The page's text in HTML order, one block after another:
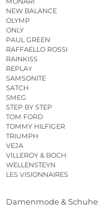
NEW BALANCE
OLYMP
ONLY
PAUL GREEN
RAFFAELLO ROSSI
RAINKISS
REPLAY
SAMSONITE
SATCH
SMEG
STEP BY STEP
TOM FORD
TOMMY HILFIGER
TRIUMPH
VEJA
VILLEROY & BOCH
WELLENSTEYN
LES VISIONNAIRES
Damenmode & Schuhe